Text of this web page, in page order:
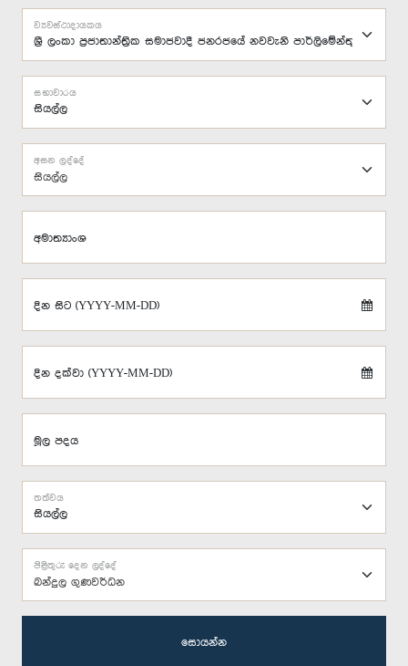
ව්‍යවස්ථාදායකය
සභාවාරය
සියල්ල
අසන ලද්දේ
අමාත්‍යාංශ
දින සිට (YYYY-MM-DD)
දින දක්වා (YYYY-MM-DD)
මූල පදය
තත්වය
බන්දුල ගුණවර්ධන
පිළිතුරු දෙන ලද්දේ
සොයන්න